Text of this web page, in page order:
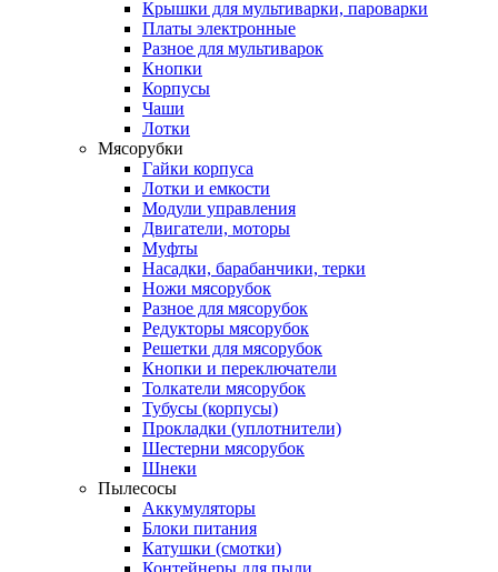
Крышки для мультиварки, пароварки
Платы электронные
Разное для мультиварок
Кнопки
Корпусы
Чаши
Лотки
Мясорубки
Гайки корпуса
Лотки и емкости
Модули управления
Двигатели, моторы
Муфты
Насадки, барабанчики, терки
Ножи мясорубок
Разное для мясорубок
Редукторы мясорубок
Решетки для мясорубок
Кнопки и переключатели
Толкатели мясорубок
Тубусы (корпусы)
Прокладки (уплотнители)
Шестерни мясорубок
Шнеки
Пылесосы
Аккумуляторы
Блоки питания
Катушки (смотки)
Контейнеры для пыли